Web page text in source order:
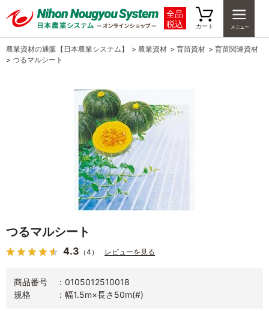
全品
税込
カート
農業資材の通販【日本農業システム】 > 農業資材 > 育苗資材 > 育苗関連資材
> つるマルシート
つるマルシート
4.3 （4） レビューを見る
商品番号
0105012510018
規格
幅1.5m×長さ50m(#)